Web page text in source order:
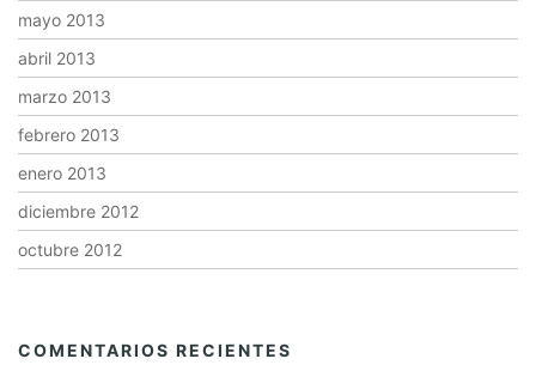
mayo 2013
abril 2013
marzo 2013
febrero 2013
enero 2013
diciembre 2012
octubre 2012
COMENTARIOS RECIENTES